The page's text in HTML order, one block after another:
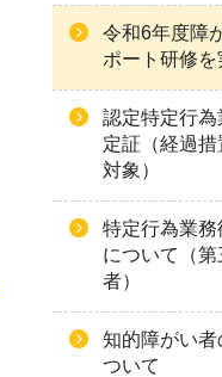
令和6年度障
ポート研修
認定特定行
定証（経過
対象）
特定行為業
について（
者）
知的障がい者
ついて